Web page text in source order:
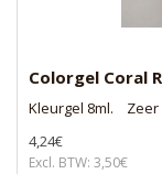
Colorgel Coral
Kleurgel 8ml.
4,24€
Excl. BTW: 3,50€